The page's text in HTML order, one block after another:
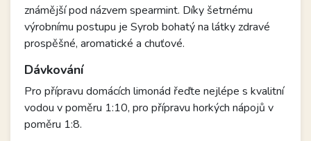
známější pod názvem spearmint. Díky šetrnému
výrobnímu postupu je Syrob bohatý na látky zdravé
prospěšné, aromatické a chuťové.
Dávkování
Pro přípravu domácích limonád řeďte nejlépe s kvalitní
vodou v poměru 1:10, pro přípravu horkých nápojů v
poměru 1:8.